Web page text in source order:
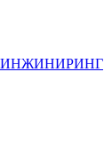
ИНЖИНИРИНГ